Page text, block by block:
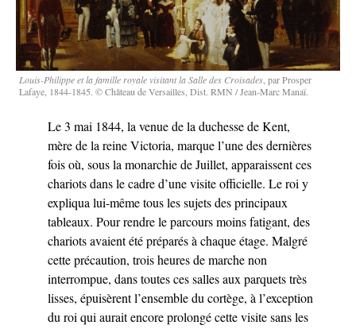
Louis-Philippe et la famille royale visitant la Salle des Croisades , par Prosper
Lafaye, 1844-1845. © Château de Versailles, Dist. RMN / Jean-Marc Manaï.
Le 3 mai 1844, la venue de la duchesse de Kent,
mère de la reine Victoria, marque l’une des dernières
fois où, sous la monarchie de Juillet, apparaissent ces
chariots dans le cadre d’une visite officielle. Le roi y
expliqua lui-même tous les sujets des principaux
tableaux. Pour rendre le parcours moins fatigant, des
chariots avaient été préparés à chaque étage. Malgré
cette précaution, trois heures de marche non
interrompue, dans toutes ces salles aux parquets très
lisses, épuisèrent l’ensemble du cortège, à l’exception
du roi qui aurait encore prolongé cette visite sans les